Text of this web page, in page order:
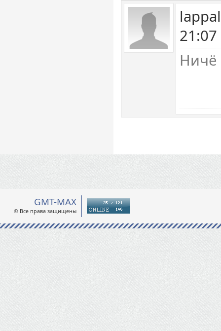
Ничё
GMT-MAX
© Все права защищены